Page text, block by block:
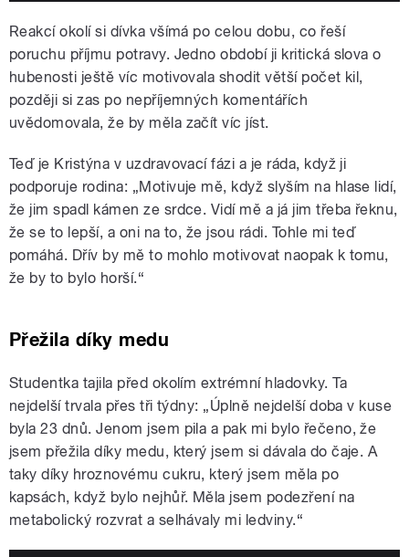
Reakcí okolí si dívka všímá po celou dobu, co řeší
poruchu příjmu potravy. Jedno období ji kritická slova o
hubenosti ještě víc motivovala shodit větší počet kil,
později si zas po nepříjemných komentářích
uvědomovala, že by měla začít víc jíst.
Teď je Kristýna v uzdravovací fázi a je ráda, když ji
podporuje rodina: „Motivuje mě, když slyším na hlase lidí,
že jim spadl kámen ze srdce. Vidí mě a já jim třeba řeknu,
že se to lepší, a oni na to, že jsou rádi. Tohle mi teď
pomáhá. Dřív by mě to mohlo motivovat naopak k tomu,
že by to bylo horší.“
Přežila díky medu
Studentka tajila před okolím extrémní hladovky. Ta
nejdelší trvala přes tři týdny: „Úplně nejdelší doba v kuse
byla 23 dnů. Jenom jsem pila a pak mi bylo řečeno, že
jsem přežila díky medu, který jsem si dávala do čaje. A
taky díky hroznovému cukru, který jsem měla po
kapsách, když bylo nejhůř. Měla jsem podezření na
metabolický rozvrat a selhávaly mi ledviny.“